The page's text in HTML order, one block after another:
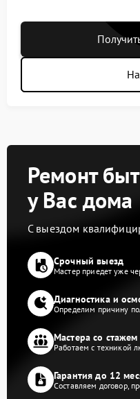
Ремонт
у Вас дома
С выездом
Срочный выезд
Мастер приедет уже
Диагностика и
Определим причину
Мастера со стажем
Работаем с техникой
Гарантия до 12
Составляем договор,